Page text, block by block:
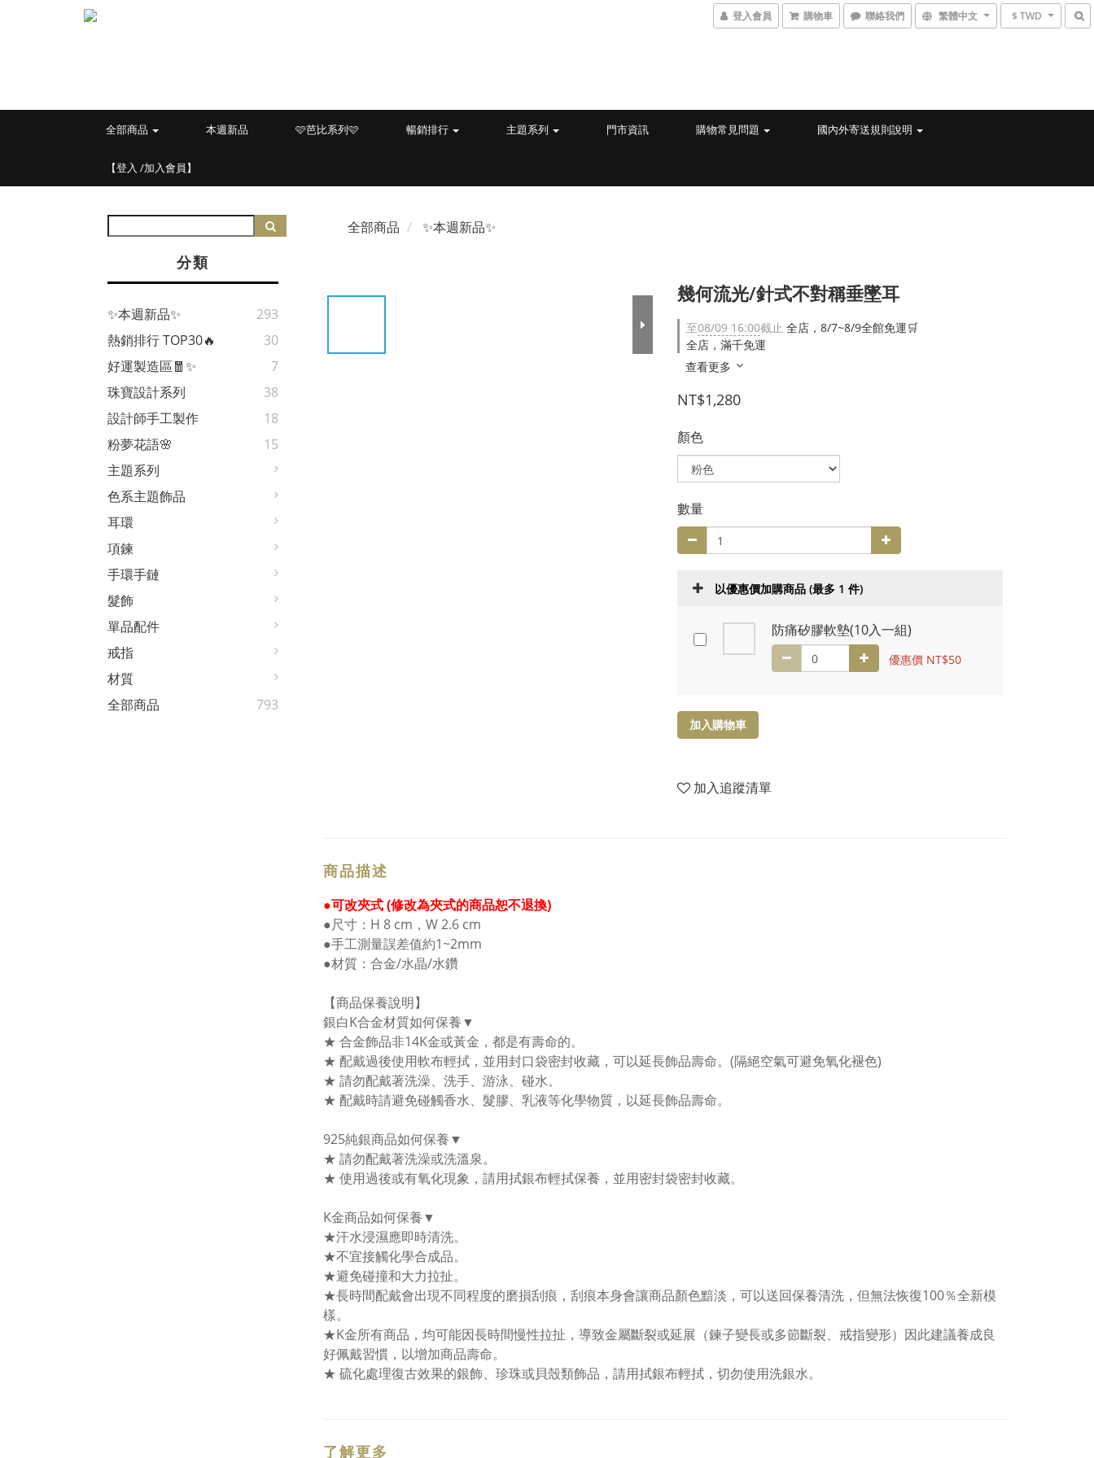
登入會員 購物車 聯絡我們 繁體中文 $ TWD
全部商品 本週新品 🩷芭比系列🩷 暢銷排行 主題系列 門市資訊 購物常見問題 國內外寄送規則說明
【登入 /加入會員】
分類
✨本週新品✨
293
熱銷排行 TOP30🔥
30
好運製造區🧧✨
7
珠寶設計系列
38
設計師手工製作
18
粉夢花語🌸
15
主題系列
色系主題飾品
耳環
項鍊
手環手鏈
髮飾
單品配件
戒指
材質
全部商品
793
全部商品 ✨本週新品✨
幾何流光/針式不對稱垂墜耳
至08/09 16:00截止 全店，8/7~8/9全館免運🛒
全店，滿千免運
查看更多
NT$1,280
顏色
數量
以優惠價加購商品 (最多 1 件)
防痛矽膠軟墊(10入一組)
優惠價 NT$50
加入購物車
加入追蹤清單
商品描述
●可改夾式 (修改為夾式的商品恕不退換)
●尺寸：H 8 cm，W 2.6 cm
●手工測量誤差值約1~2mm
●材質：合金/水晶/水鑽
【商品保養說明】
銀白K合金材質如何保養▼
★ 合金飾品非14K金或黃金，都是有壽命的。
★ 配戴過後使用軟布輕拭，並用封口袋密封收藏，可以延長飾品壽命。(隔絕空氣可避免氧化褪色)
★ 請勿配戴著洗澡、洗手、游泳、碰水。
★ 配戴時請避免碰觸香水、髮膠、乳液等化學物質，以延長飾品壽命。
925純銀商品如何保養▼
★ 請勿配戴著洗澡或洗溫泉。
★ 使用過後或有氧化現象，請用拭銀布輕拭保養，並用密封袋密封收藏。
K金商品如何保養▼
★汗水浸濕應即時清洗。
★不宜接觸化學合成品。
★避免碰撞和大力拉扯。
★長時間配戴會出現不同程度的磨損刮痕，刮痕本身會讓商品顏色黯淡，可以送回保養清洗，但無法恢復100％全新模
樣。
★K金所有商品，均可能因長時間慢性拉扯，導致金屬斷裂或延展（鍊子變長或多節斷裂、戒指變形）因此建議養成良
好佩戴習慣，以增加商品壽命。
★ 硫化處理復古效果的銀飾、珍珠或貝殼類飾品，請用拭銀布輕拭，切勿使用洗銀水。
了解更多